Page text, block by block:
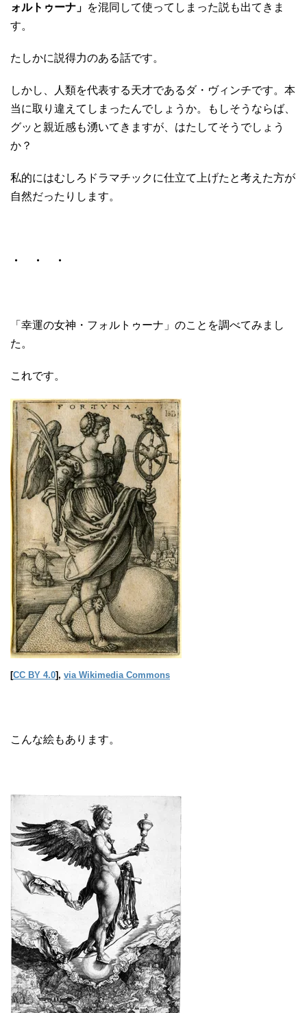
ォルトゥーナ」 を混同して使ってしまった説も出てきま
す。
たしかに説得力のある話です。
しかし、人類を代表する天才であるダ・ヴィンチです。本
当に取り違えてしまったんでしょうか。もしそうならば、
グッと親近感も湧いてきますが、はたしてそうでしょう
か？
私的にはむしろドラマチックに仕立て上げたと考えた方が
自然だったりします。
・ ・ ・
「幸運の女神・フォルトゥーナ」のことを調べてみまし
た。
これです。
[CC BY 4.0], via Wikimedia Commons
こんな絵もあります。